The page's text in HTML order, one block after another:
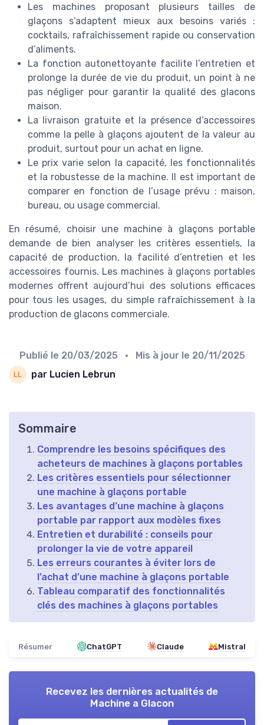
Les machines proposant plusieurs tailles de
glaçons s’adaptent mieux aux besoins variés :
cocktails, rafraîchissement rapide ou conservation
d’aliments.
La fonction autonettoyante facilite l’entretien et
prolonge la durée de vie du produit, un point à ne
pas négliger pour garantir la qualité des glacons
maison.
La livraison gratuite et la présence d’accessoires
comme la pelle à glaçons ajoutent de la valeur au
produit, surtout pour un achat en ligne.
Le prix varie selon la capacité, les fonctionnalités
et la robustesse de la machine. Il est important de
comparer en fonction de l’usage prévu : maison,
bureau, ou usage commercial.
En résumé, choisir une machine à glaçons portable
demande de bien analyser les critères essentiels, la
capacité de production, la facilité d’entretien et les
accessoires fournis. Les machines à glaçons portables
modernes offrent aujourd’hui des solutions efficaces
pour tous les usages, du simple rafraîchissement à la
production de glacons commerciale.
Publié le 20/03/2025 • Mis à jour le 20/11/2025
par Lucien Lebrun
Sommaire
Comprendre les besoins spécifiques des
acheteurs de machines à glaçons portables
Les critères essentiels pour sélectionner
une machine à glaçons portable
Les avantages d’une machine à glaçons
portable par rapport aux modèles fixes
Entretien et durabilité : conseils pour
prolonger la vie de votre appareil
Les erreurs courantes à éviter lors de
l’achat d’une machine à glaçons portable
Tableau comparatif des fonctionnalités
clés des machines à glaçons portables
Résumer ChatGPT Claude Mistral
Recevez les dernières actualités de
Machine a Glacon